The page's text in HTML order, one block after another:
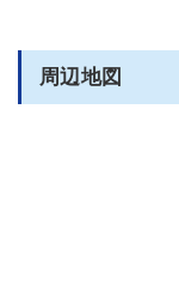
周辺地図